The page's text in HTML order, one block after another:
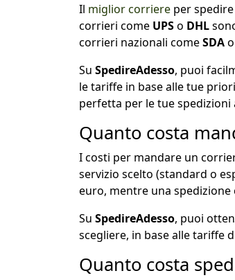
Il miglior corriere per
corrieri come UPSo DHL
corrieri nazionali comeSDAo
Su SpedireAdesso, puoi
le tariffe in base alle tue
perfetta per le tue spedizioni
Quanto costa
I costi per mandare un
servizio scelto (standard o
euro, mentre una
Su SpedireAdesso, puoi
scegliere, in base alle tariffe
Quanto costa